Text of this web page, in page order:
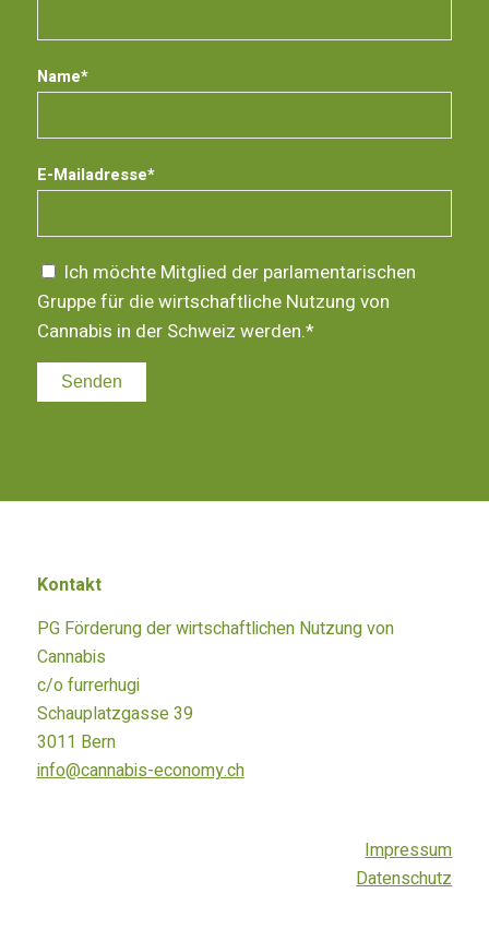
Name*
E-Mailadresse*
Ich möchte Mitglied der parlamentarischen
Gruppe für die wirtschaftliche Nutzung von
Cannabis in der Schweiz werden.*
Kontakt
PG Förderung der wirtschaftlichen Nutzung von
Cannabis
c/o furrerhugi
Schauplatzgasse 39
3011 Bern
info@cannabis-economy.ch
Impressum
Datenschutz